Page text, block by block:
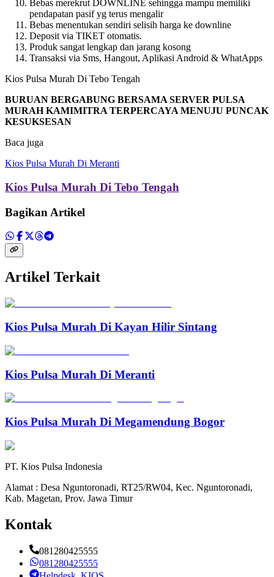
Bebas merekrut DOWNLINE sehingga mampu memiliki
pendapatan pasif yg terus mengalir
Bebas menentukan sendiri selisih harga ke downline
Deposit via TIKET otomatis.
Produk sangat lengkap dan jarang kosong
Transaksi via Sms, Hangout, Aplikasi Android & WhatApps
Kios Pulsa Murah Di Tebo Tengah
BURUAN BERGABUNG BERSAMA SERVER PULSA
MURAH KAMIMITRA TERPERCAYA MENUJU PUNCAK
KESUKSESAN
Baca juga
Kios Pulsa Murah Di Meranti
Kios Pulsa Murah Di Tebo Tengah
Bagikan Artikel
Artikel Terkait
Kios Pulsa Murah Di Kayan Hilir Sintang
Kios Pulsa Murah Di Meranti
Kios Pulsa Murah Di Megamendung Bogor
PT. Kios Pulsa Indonesia
Alamat : Desa Nguntoronadi, RT25/RW04, Kec. Nguntoronadi,
Kab. Magetan, Prov. Jawa Timur
Kontak
081280425555
081280425555